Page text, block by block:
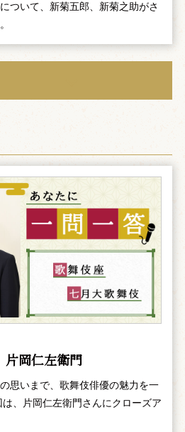
ついて、新菊五郎、新菊之助がさ
岡仁左衛門
思いまで、歌舞伎俳優の魅力を一
、片岡仁左衛門さんにクローズア